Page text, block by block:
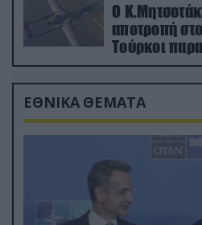
Ο
αποτροπή
Τούρκοι
drone
ΕΘΝΙΚΑ ΘΕΜΑΤΑ